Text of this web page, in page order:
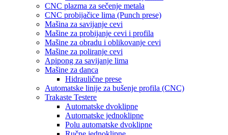
CNC plazma za sečenje metala
CNC probijačice lima (Punch prese)
Mašina za savijanje cevi
Mašine za probijanje cevi i profila
Mašine za obradu i oblikovanje cevi
Mašine za poliranje cevi
Apipong za savijanje lima
Mašine za danca
Hidraulične prese
Automatske linije za bušenje profila (CNC)
Trakaste Testere
Automatske dvoklipne
Automatske jednoklipne
Polu automatske dvoklipne